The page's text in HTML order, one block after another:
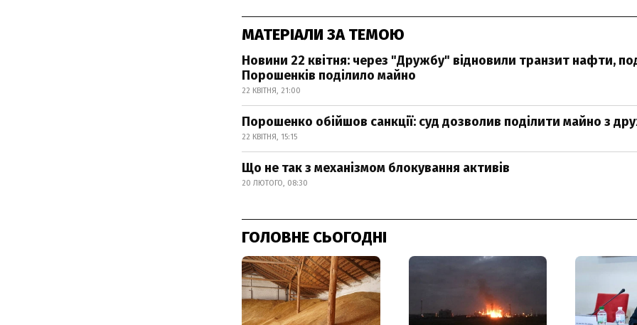
МАТЕРІАЛИ ЗА ТЕМОЮ
Новини 22 квітня: через "Дружбу" відновили транзит нафти,
Порошенків поділило майно
22 КВІТНЯ, 21:00
Порошенко обійшов санкції: суд дозволив поділити майно з
22 КВІТНЯ, 15:15
Що не так з механізмом блокування активів
20 ЛЮТОГО, 08:30
ГОЛОВНЕ СЬОГОДНІ